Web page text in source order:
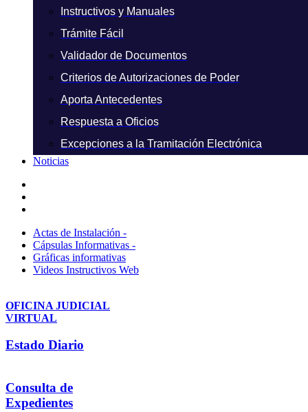
Instructivos y Manuales
Trámite Fácil
Validador de Documentos
Criterios de Autorizaciones de Poder
Aporta Antecedentes
Respuesta a Oficios
Excepciones a la Tramitación Electrónica
Noticias
Actas de Instalación -
Cápsulas Informativas -
Gráficas informativas
Videos Instructivos Web
OFICINA JUDICIAL
VIRTUAL
Estado Diario
Consulta de
Expedientes